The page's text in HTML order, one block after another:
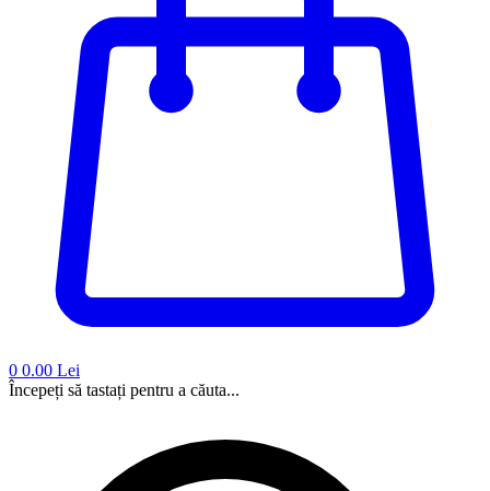
0 0.00 Lei
Începeți să tastați pentru a căuta...